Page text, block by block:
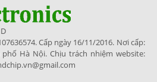
Cấp ngày 16/11/2016. Nơi cấp:
Hà Nội. Chịu trách nhiệm website: